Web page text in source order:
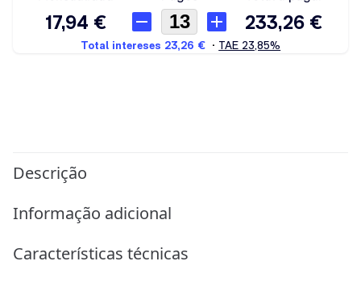
Descrição
Informação adicional
Características técnicas